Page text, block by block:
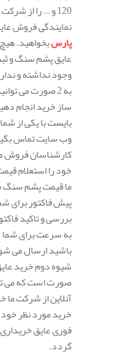
120 و … را از
نمایندگی فروش
پارسبخواهید.
عایق پشم سنگ و
وجود نداشته و
به 2 صورت می
ساز خرید انجام
بایست با یکی از
وب سایت تماس
کارشناسان فروش
خود را استعلام
ما قیمت پشم سنگ
پیش فاکتور برای
بررسی و تاکید
به سرعت برای
باشید ارسال می
شیوه دوم خرید
صورت است که می
آنلاین از شرکت ما
خرید مورد نظر
فوری عایق
گردد.